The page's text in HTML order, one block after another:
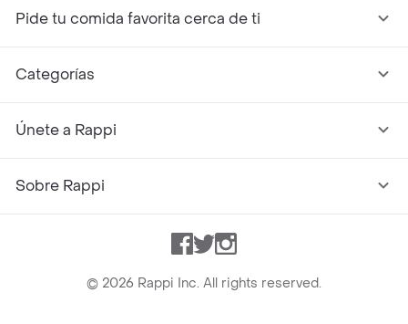
Pide tu comida favorita cerca de ti
Categorías
Únete a Rappi
Sobre Rappi
Facebook
TwitterInstagram
© 2026 Rappi Inc. All rights reserved.